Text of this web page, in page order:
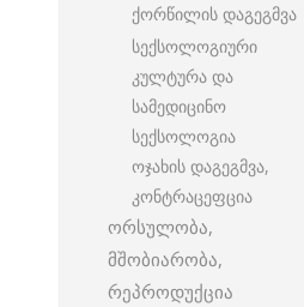
ქორწილის დაგეგმვა
სექსოლოგიური
კულტურა და
სამედიცინო
სექსოლოგია
ოჯახის დაგეგმვა,
კონტრაცეფცია
ორსულობა,
მშობიარობა,
რეპროდუქცია